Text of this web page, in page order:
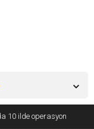
10 ilde operasyon